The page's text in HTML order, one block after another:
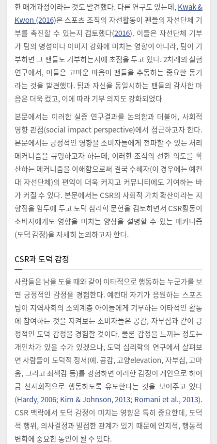
한 매개과정이라는 것도 발견했다. 다른 연구도 있는데, Kwak &
Kwon (2016)은 스포츠 조직의 자선활동이 팬들의 자선단체 기
부를 촉진할 수 있는지 검토했다(2016). 이들은 자선단체 기부
가 팀의 명성이나 이미지 강화에 미치는 영향이 아니라, 팀이 기
부하면 그 팬들도 기부하는지에 초점을 두고 있다. 2차례의 실험
연구에서, 이들은 고마운 마음이 팬들을 추동하는 중요한 동기
라는 것을 발견했다. 팀과 자신을 동일시하는 팬들의 감사한 마
음은 더욱 컸고, 이에 따라 기부 의지도 강화되었다
본문에서는 이러한 실증 연구결과를 논의함과 더불어, 사회적
영향 관점(social impact perspective)에서 접근하고자 한다.
본문에서는 긍정적인 영향을 소비자들에게 전파할 수 있는 처리
메커니즘을 규명하고자 하는데, 이러한 조직의 선한 의도를 확
산하는 메커니즘을 이해함으로써 결국 수혜자(이 경우에는 예컨
대 자선단체)의 편익이 더욱 커지고 커뮤니티에도 기여하는 바
가 커질 수 있다. 본문에서는 CSR의 사회적 가치 확산이라는 지
향점을 염두에 두고 도덕 심리학 문헌을 검토하면서 CSR활동이
소비자에게도 영향을 미치는 양상을 설명할 수 있는 메커니즘
(도덕 감정)을 자세히 논의하고자 한다.
CSR과 도덕 감정
사람들은 남을 도울 때와 같이 이타적으로 행동하는 누군가를 보
면 긍정적인 감정을 경험한다. 예컨대 자기가 응원하는 스포츠
팀이 지역사회의 소외계층 아이들에게 기부하는 이타적인 활동
에 참여하는 것을 지켜보는 소비자들은 공감, 자부심과 같이 긍
정적인 도덕 감정을 경험할 것이다. 물론 감정을 느끼는 정도는
개인차가 있을 수가 있겠으나, 도덕 심리학의 연구에서 살펴보
면 사람들이 도덕적 정서(예. 공감, 고양elevation, 자부심, 고마
움, 그리고 죄책감 등)를 경험하면 이러한 감정이 개인으로 하여
금 친사회적으로 행동하도록 유도한다는 것을 보여주고 있다
(Hardy, 2006; Kim & Johnson, 2013; Romani et al., 2013).
CSR 맥락에서 도덕 감정이 미치는 영향은 특히 중요한데, 도덕
적 행위, 의사결정과 밀접한 관계가 있기 때문에 인지적, 행동적
변화에 중요한 동인이 될 수 있다.